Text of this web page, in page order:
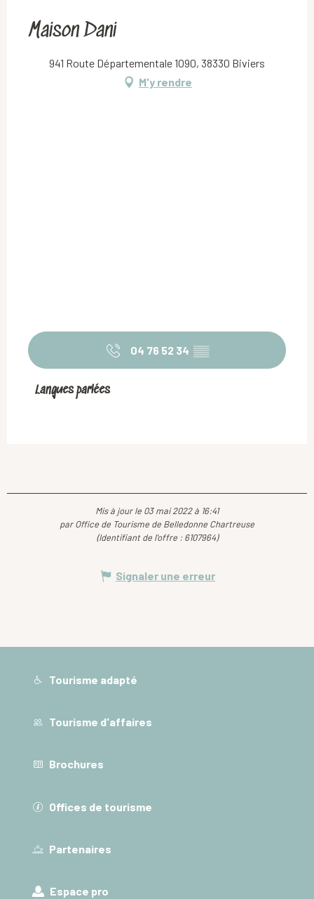
Maison Dani
941 Route Départementale 1090, 38330 Biviers
M'y rendre
04 76 52 34 ▒▒
Langues parlées
Langues parlées
Mis à jour le 03 mai 2022 à 16:41
par Office de Tourisme de Belledonne Chartreuse
(Identifiant de l'offre : 6107964)
Signaler une erreur
Tourisme adapté
Tourisme d'affaires
Brochures
Offices de tourisme
Partenaires
Espace pro